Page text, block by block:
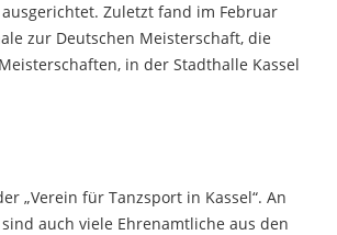
Zuletzt fand im Februar
zur Deutschen Meisterschaft, die
in der Stadthalle Kassel
„Verein für Tanzsport in Kassel“. An
auch viele Ehrenamtliche aus den